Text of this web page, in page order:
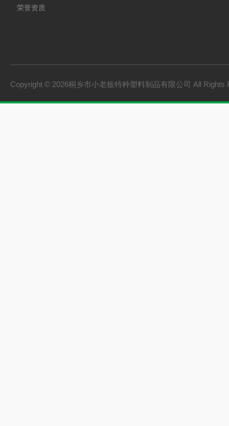
荣誉资质
Copyright © 2026桐乡市小老板特种塑料制品有限公司 All